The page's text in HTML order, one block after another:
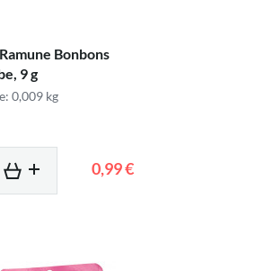
Bonbons
9 g
0,009 kg
0,99 €